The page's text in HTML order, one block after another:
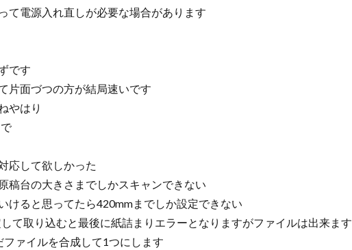
て電源入れ直しが必要な場合があります
です
片面づつの方が結局速いです
やはり
応して欲しかった
稿台の大きさまでしかスキャンできない
けると思ってたら420mmまでしか設定できない
て取り込むと最後に紙詰まりエラーとなりますがファイルは出来ます
ァイルを合成して1つにします